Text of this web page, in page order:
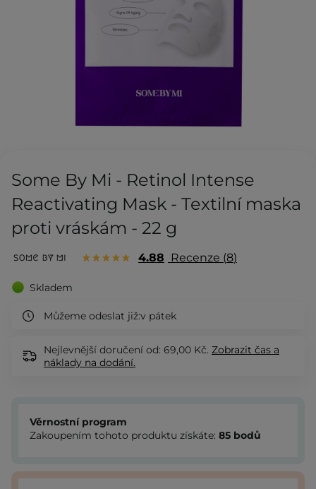
Some By Mi - Retinol Intense
Reactivating Mask - Textilní maska
proti vráskám - 22 g
4.88 Recenze 8
Skladem
Můžeme odeslat již:v pátek
Nejlevnější doručení od: 69,00 Kč. Zobrazit čas a
náklady na dodání.
Věrnostní program
Zakoupením tohoto produktu získáte: 85 bodů